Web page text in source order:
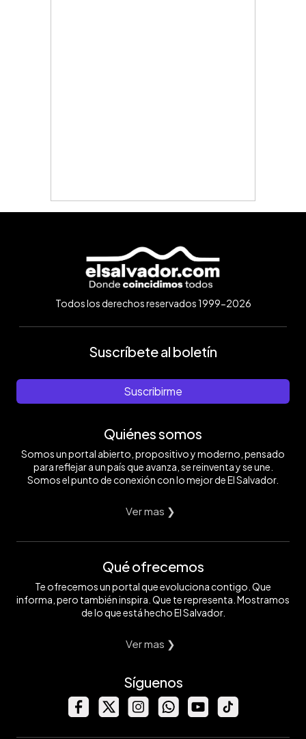
Todos los derechos reservados 1999-2026
Suscríbete al boletín
Suscribirme
Quiénes somos
Somos un portal abierto, propositivo y moderno, pensado
para reflejar a un país que avanza, se reinventa y se une.
Somos el punto de conexión con lo mejor de El Salvador.
Ver mas ❯
Qué ofrecemos
Te ofrecemos un portal que evoluciona contigo. Que
informa, pero también inspira. Que te representa. Mostramos
de lo que está hecho El Salvador.
Ver mas ❯
Síguenos